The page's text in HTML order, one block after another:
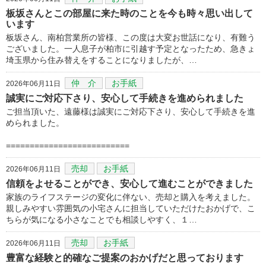
板坂さんとこの部屋に来た時のことを今も時々思い出して
います
板坂さん、南柏営業所の皆様、この度は大変お世話になり、有難う
ございました。一人息子が柏市に引越す予定となったため、急きょ
埼玉県から住み替えをすることになりましたが、…
2026年06月11日 仲 介 お手紙
誠実にご対応下さり、安心して手続きを進められました
ご担当頂いた、遠藤様は誠実にご対応下さり、安心して手続きを進
められました。
==========================
2026年06月11日 売却 お手紙
信頼をよせることができ、安心して進むことができました
家族のライフステージの変化に伴ない、売却と購入を考えました。
親しみやすい雰囲気の小宅さんに担当していただけたおかげで、こ
ちらが気になる小さなことでも相談しやすく、１…
2026年06月11日 売却 お手紙
豊富な経験と的確なご提案のおかげだと思っております